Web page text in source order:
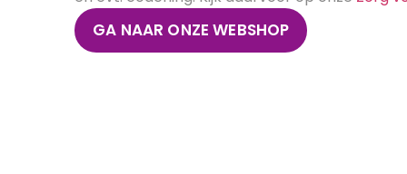
GA NAAR ONZE WEBSHOP